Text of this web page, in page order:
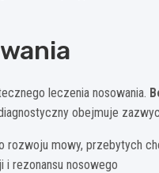
leczenia nosowania.
obejmuje
rozwoju mowy, przebytych
i rezonansu nosowego